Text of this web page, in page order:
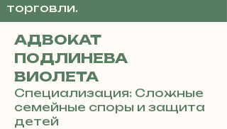
торговли.
АДВОКАТ
ПОДЛИНЕВА
ВИОЛЕТА
Специализация: Сложные
семейные споры и защита
детей